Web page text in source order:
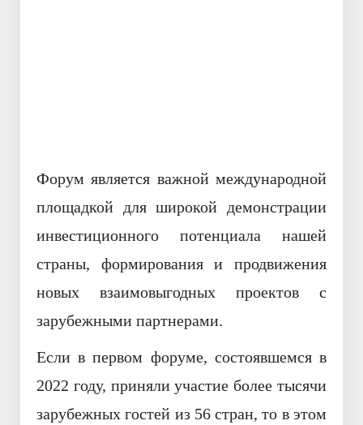
Форум является важной международной
площадкой для широкой демонстрации
инвестиционного потенциала нашей
страны, формирования и продвижения
новых взаимовыгодных проектов с
зарубежными партнерами.
Если в первом форуме, состоявшемся в
2022 году, приняли участие более тысячи
зарубежных гостей из 56 стран, то в этом